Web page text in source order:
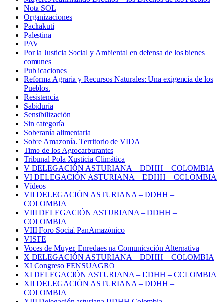
Nota SOL
Organizaciones
Pachakuti
Palestina
PAV
Por la Justicia Social y Ambiental en defensa de los bienes
comunes
Publicaciones
Reforma Agraria y Recursos Naturales: Una exigencia de los
Pueblos.
Resistencia
Sabiduría
Sensibilización
Sin categoría
Soberanía alimentaria
Sobre Amazonía. Territorio de VIDA
Timo de los Agrocarburantes
Tribunal Pola Xusticia Climática
V DELEGACIÓN ASTURIANA – DDHH – COLOMBIA
VI DELEGACIÓN ASTURIANA – DDHH – COLOMBIA
Vídeos
VII DELEGACIÓN ASTURIANA – DDHH –
COLOMBIA
VIII DELEGACIÓN ASTURIANA – DDHH –
COLOMBIA
VIII Foro Social PanAmazónico
VISTE
Voces de Muyer. Enredaes na Comunicación Alternativa
X DELEGACIÓN ASTURIANA – DDHH – COLOMBIA
XI Congreso FENSUAGRO
XI DELEGACIÓN ASTURIANA – DDHH – COLOMBIA
XII DELEGACIÓN ASTURIANA – DDHH –
COLOMBIA